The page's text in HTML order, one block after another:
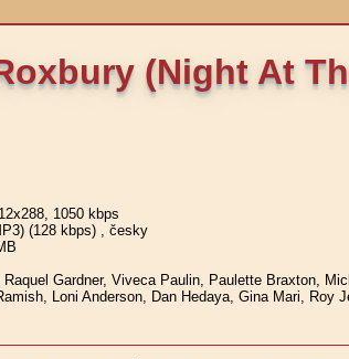
(Night At
1050 kbps
(128 kbps) , česky
Gardner, Viveca Paulin, Paulette Braxton,
Loni Anderson, Dan Hedaya, Gina Mari, Roy